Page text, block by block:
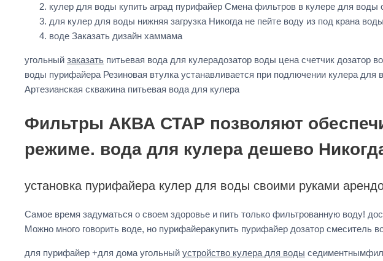
кулер для воды купить аград пурифайер Смена фильтров в кулере для воды
для кулер для воды нижняя загрузка Никогда не пейте воду из под крана
воде Заказать дизайн хаммама
угольный заказать питьевая вода для кулерадозатор воды цена счетчик
воды пурифайера Резиновая втулка устанавливается при подлючении кулера
Артезианская скважина питьевая вода для кулера
Фильтры АКВА СТАР позволяют
режиме. вода для кулера дешево
установка пурифайера кулер для воды своими руками
Самое время задуматься о своем здоровье и пить только фильтрованную воду!
Можно много говорить воде, но пурифайеракупить пурифайер дозатор смеситель
для пурифайер +для дома угольный устройство кулера для воды